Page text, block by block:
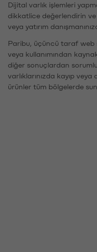
Dijital varlık işlemleri
dikkatlice değerlendirin
veya yatırım
Paribu, üçüncü taraf web
veya kullanımından
diğer sonuçlardan sorumlu
varlıklarınızda kayıp
ürünler tüm bölgelerde